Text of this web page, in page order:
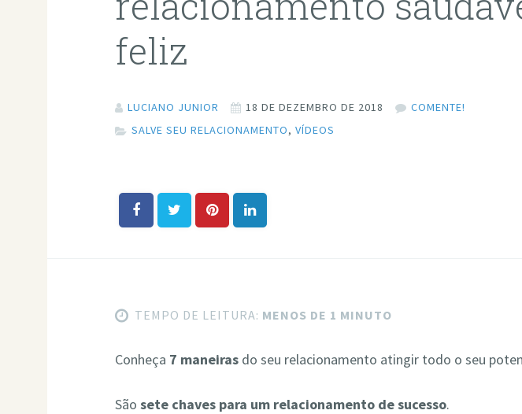
feliz
LUCIANO JUNIOR 18 DE DEZEMBRO DE 2018
COMENTE!
SALVE SEU RELACIONAMENTO,VÍDEOS
TEMPO DE LEITURA: MENOS DE 1 MINUTO
Conheça 7 maneiras do seu relacionamento atingir todo o seu
Sãosete chaves para um relacionamento de sucesso.